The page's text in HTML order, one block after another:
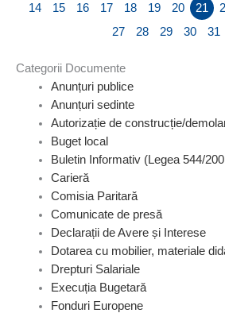
14
15 16 17 18 19 20 21
27
28 29 30 31
Categorii Documente
Anunțuri publice
Anunțuri sedinte
Autorizație de construcție/
Buget local
Buletin Informativ (Legea 544/
Carieră
Comisia Paritară
Comunicate de presă
Declarații de Avere și Interese
Dotarea cu mobilier, materiale
Drepturi Salariale
Execuția Bugetară
Fonduri Europene